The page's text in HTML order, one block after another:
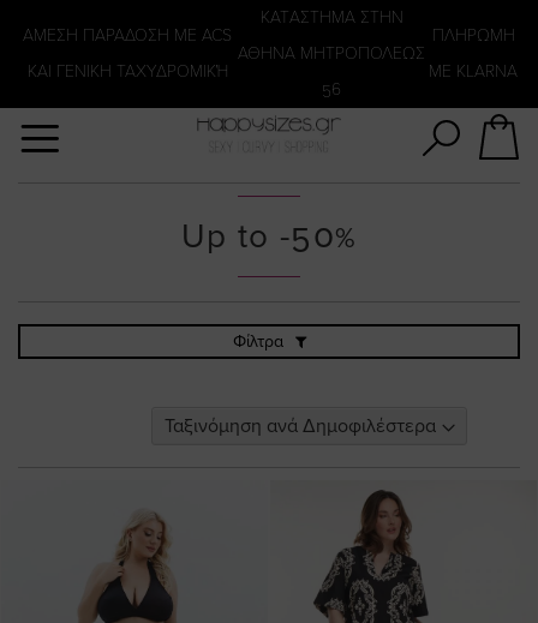
ΑΜΕΣΗ ΠΑΡΑΔΟΣΗ ΜΕ ACS
ΚΑΙ ΓΕΝΙΚΗ ΤΑΧΥΔΡΟΜΙΚΉ
KATΑΣΤΗΜΑ ΣΤΗΝ
ΑΘΗΝΑ ΜΗΤΡΟΠΟΛΕΩΣ
56
ΠΛΗΡΩΜΗ
ΜΕ KLARNA
Up to -50%
Φίλτρα
Αναζήτηση